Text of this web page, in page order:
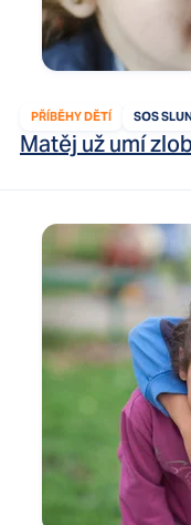
PŘÍBĚHY DĚTÍ SOS
Matěj už umí